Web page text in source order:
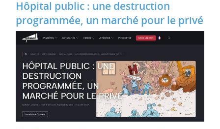
Hôpital public : une destruction
programmée, un marché pour le privé